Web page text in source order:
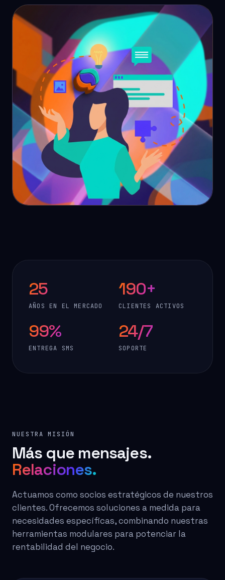
25
AÑOS EN EL MERCADO
190+
CLIENTES ACTIVOS
99%
ENTREGA SMS
24/7
SOPORTE
NUESTRA MISIÓN
Más que mensajes.
Relaciones.
Actuamos como socios estratégicos de nuestros
clientes. Ofrecemos soluciones a medida para
necesidades específicas, combinando nuestras
herramientas modulares para potenciar la
rentabilidad del negocio.